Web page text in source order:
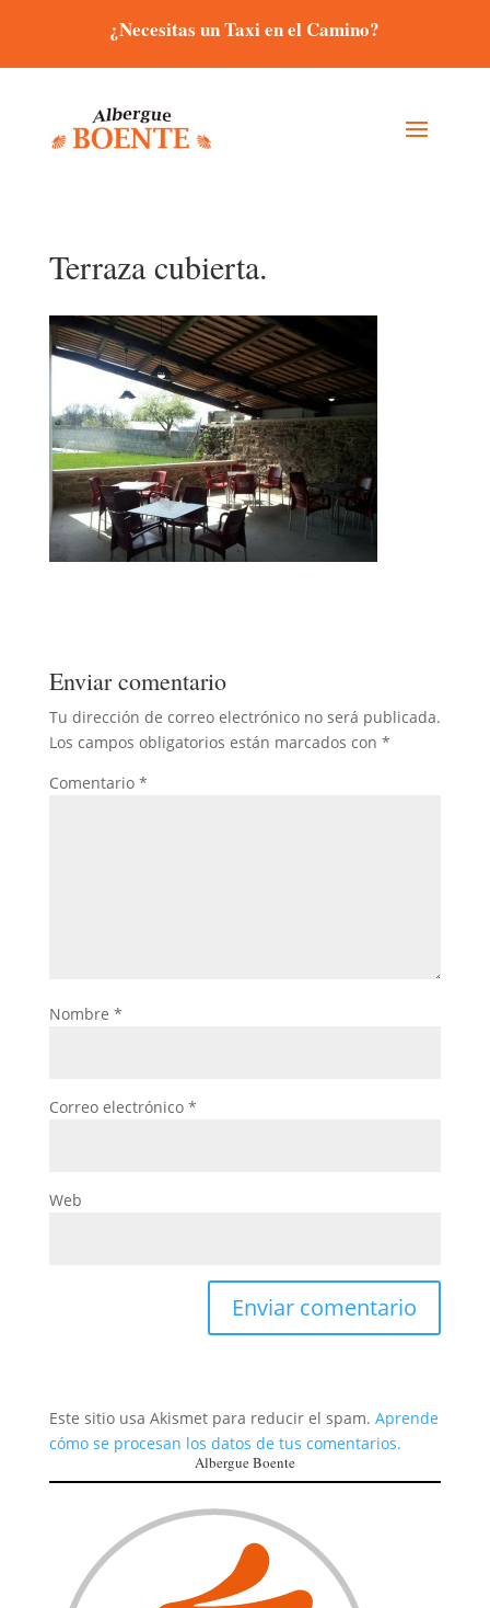
¿Necesitas un Taxi en el Camino?
Terraza cubierta.
Enviar comentario
Tu dirección de correo electrónico no será publicada.
Los campos obligatorios están marcados con *
Comentario *
Nombre *
Correo electrónico *
Web
Este sitio usa Akismet para reducir el spam. Aprende
cómo se procesan los datos de tus comentarios.
Albergue Boente